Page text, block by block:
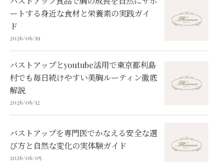
ートする身近な食材と栄養素の実践ガイ
ド
2026/06/19
バストアップとyoutube活用で東京都利島
村でも毎日続けやすい美胸ルーティン徹底
解説
2026/06/12
バストアップを専門医でかなえる安全な選
び方と自然な変化の実体験ガイド
2026/06/05